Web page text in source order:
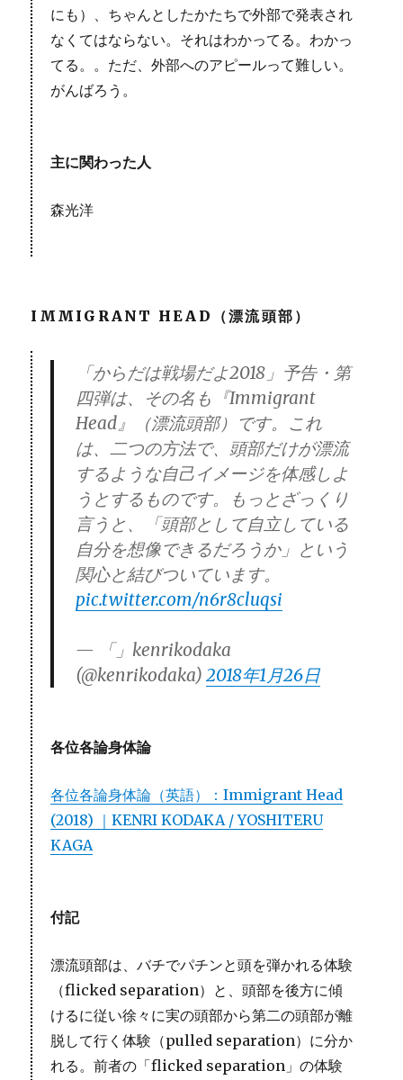
にも）、ちゃんとしたかたちで外部で発表され
なくてはならない。それはわかってる。わかっ
てる。。ただ、外部へのアピールって難しい。
がんばろう。
主に関わった人
森光洋
IMMIGRANT HEAD（漂流頭部）
「からだは戦場だよ2018」予告・第
四弾は、その名も『Immigrant
Head』（漂流頭部）です。これ
は、二つの方法で、頭部だけが漂流
するような自己イメージを体感しよ
うとするものです。もっとざっくり
言うと、「頭部として自立している
自分を想像できるだろうか」という
関心と結びついています。
pic.twitter.com/n6r8cluqsi
— 「」kenrikodaka
(@kenrikodaka)2018年1月26日
各位各論身体論
各位各論身体論（英語）：Immigrant Head
(2018) ｜KENRI KODAKA / YOSHITERU
KAGA
付記
漂流頭部は、バチでパチンと頭を弾かれる体験
（flicked separation）と、頭部を後方に傾
けるに従い徐々に実の頭部から第二の頭部が離
脱して行く体験（pulled separation）に分か
れる。前者の「flicked separation」の体験